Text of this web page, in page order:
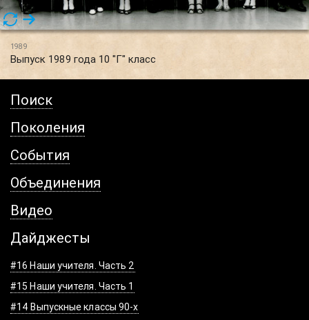
1989
Выпуск 1989 года 10 "Г" класс
Поиск
Поколения
События
Объединения
Видео
Дайджесты
#16 Наши учителя. Часть 2
#15 Наши учителя. Часть 1
#14 Выпускные классы 90-х